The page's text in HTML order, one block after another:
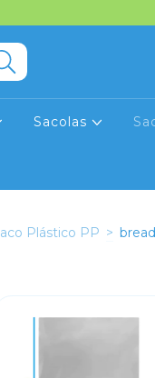
Sacolas
Plástico PP >